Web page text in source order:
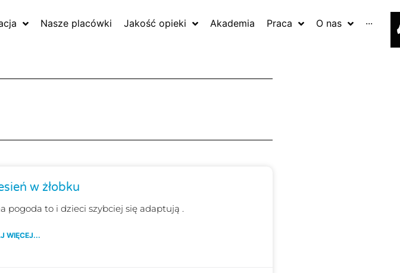
Nasze placówki Jakość opieki Akademia Praca O nas ···
w żłobku
pogoda to i dzieci szybciej się adaptują .
WIĘCEJ...